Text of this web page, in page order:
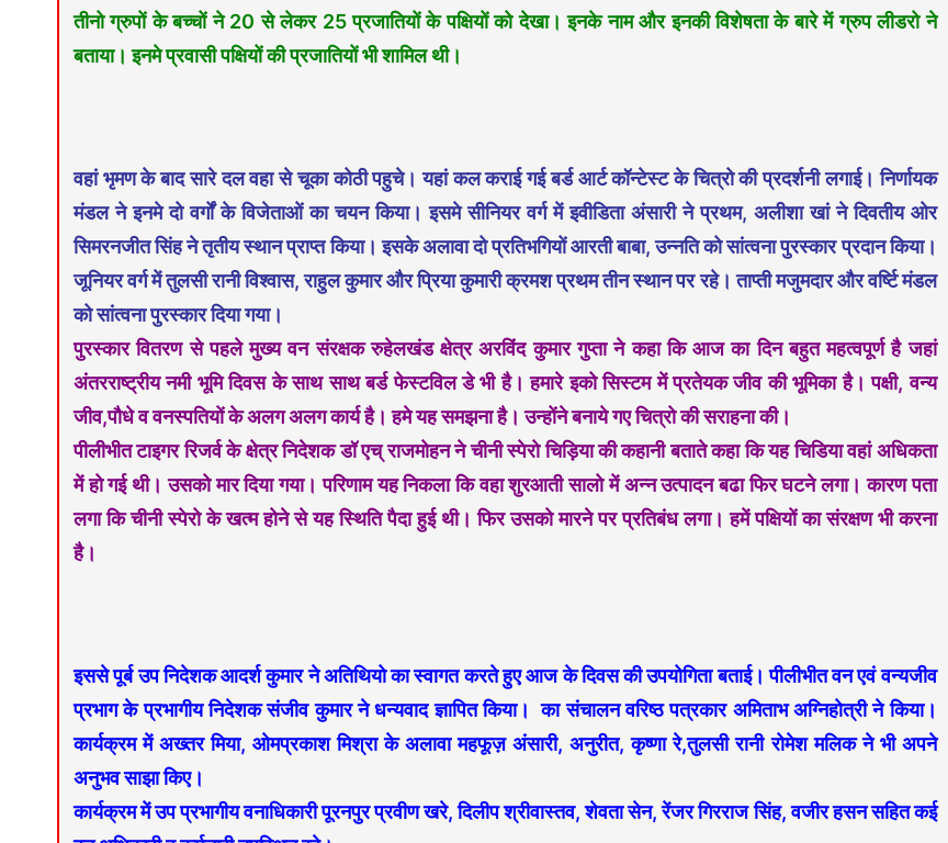
तीनो ग्रुपों के बच्चों ने 20 से लेकर 25 प्रजातियों के पक्षियों को देखा। इनके नाम और इनकी विशेषता के बारे में ग्रुप लीडरो ने
बताया। इनमे प्रवासी पक्षियों की प्रजातियों भी शामिल थी।
वहां भृमण के बाद सारे दल वहा से चूका कोठी पहुचे। यहां कल कराई गई बर्ड आर्ट कॉन्टेस्ट के चित्रो की प्रदर्शनी लगाई। निर्णायक
मंडल ने इनमे दो वर्गों के विजेताओं का चयन किया। इसमे सीनियर वर्ग में इवीडिता अंसारी ने प्रथम, अलीशा खां ने दिवतीय ओर
सिमरनजीत सिंह ने तृतीय स्थान प्राप्त किया। इसके अलावा दो प्रतिभगियों आरती बाबा, उन्नति को सांत्वना पुरस्कार प्रदान किया।
जूनियर वर्ग में तुलसी रानी विश्वास, राहुल कुमार और प्रिया कुमारी क्रमश प्रथम तीन स्थान पर रहे। ताप्ती मजुमदार और वर्ष्टि मंडल
को सांत्वना पुरस्कार दिया गया।
पुरस्कार वितरण से पहले मुख्य वन संरक्षक रुहेलखंड क्षेत्र अरविंद कुमार गुप्ता ने कहा कि आज का दिन बहुत महत्वपूर्ण है जहां
अंतरराष्ट्रीय नमी भूमि दिवस के साथ साथ बर्ड फेस्टविल डे भी है। हमारे इको सिस्टम में प्रतेयक जीव की भूमिका है। पक्षी, वन्य
जीव,पौधे व वनस्पतियों के अलग अलग कार्य है। हमे यह समझना है। उन्होंने बनाये गए चित्रो की सराहना की।
पीलीभीत टाइगर रिजर्व के क्षेत्र निदेशक डॉ एच् राजमोहन ने चीनी स्पेरो चिड़िया की कहानी बताते कहा कि यह चिडिया वहां अधिकता
में हो गई थी। उसको मार दिया गया। परिणाम यह निकला कि वहा शुरआती सालो में अन्न उत्पादन बढा फिर घटने लगा। कारण पता
लगा कि चीनी स्पेरो के खत्म होने से यह स्थिति पैदा हुई थी। फिर उसको मारने पर प्रतिबंध लगा। हमें पक्षियों का संरक्षण भी करना
है।
इससे पूर्ब उप निदेशक आदर्श कुमार ने अतिथियो का स्वागत करते हुए आज के दिवस की उपयोगिता बताई। पीलीभीत वन एवं वन्यजीव
प्रभाग के प्रभागीय निदेशक संजीव कुमार ने धन्यवाद ज्ञापित किया। का संचालन वरिष्ठ पत्रकार अमिताभ अग्निहोत्री ने किया।
कार्यक्रम में अख्तर मिया, ओमप्रकाश मिश्रा के अलावा महफूज़ अंसारी, अनुरीत, कृष्णा रे,तुलसी रानी रोमेश मलिक ने भी अपने
अनुभव साझा किए।
कार्यक्रम में उप प्रभागीय वनाधिकारी पूरनपुर प्रवीण खरे, दिलीप श्रीवास्तव, शेवता सेन, रेंजर गिरराज सिंह, वजीर हसन सहित कई